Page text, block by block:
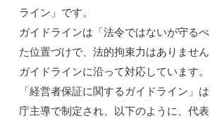
ライン」です。
ガイドラインは「法令ではないが守る
た位置づけで、法的拘束力はありませ
ガイドラインに沿って対応しています。
「経営者保証に関するガイドライン」
庁主導で制定され、以下のように、代